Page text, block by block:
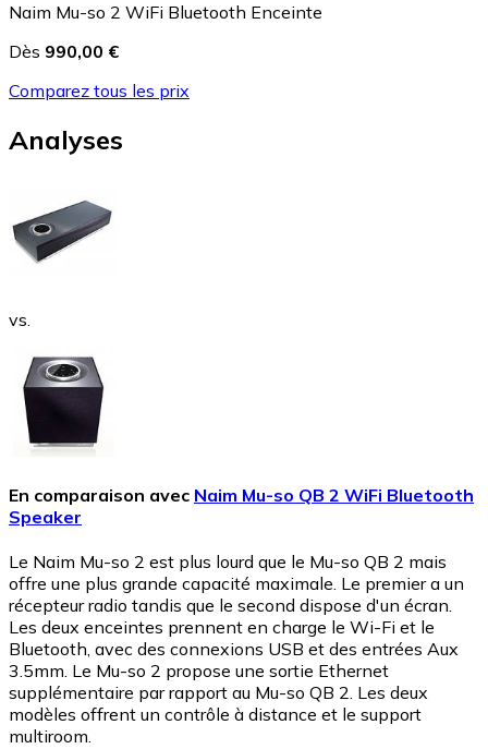
Naim Mu-so 2 WiFi Bluetooth Enceinte
Dès 990,00 €
Comparez tous les prix
Analyses
vs.
En comparaison avec Naim Mu-so QB 2 WiFi Bluetooth
Speaker
Le Naim Mu-so 2 est plus lourd que le Mu-so QB 2 mais
offre une plus grande capacité maximale. Le premier a un
récepteur radio tandis que le second dispose d'un écran.
Les deux enceintes prennent en charge le Wi-Fi et le
Bluetooth, avec des connexions USB et des entrées Aux
3.5mm. Le Mu-so 2 propose une sortie Ethernet
supplémentaire par rapport au Mu-so QB 2. Les deux
modèles offrent un contrôle à distance et le support
multiroom.